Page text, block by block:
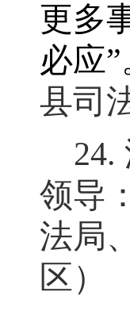
更多
必应”
县司
24.
领导
法局
区）